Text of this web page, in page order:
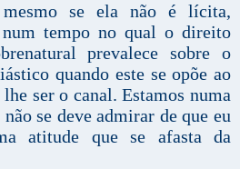
mesmo se ela não é lícita,
num tempo no qual o direito
prevalece sobre o
quando este se opõe ao
ser o canal. Estamos numa
se deve admirar de que eu
atitude que se afasta da